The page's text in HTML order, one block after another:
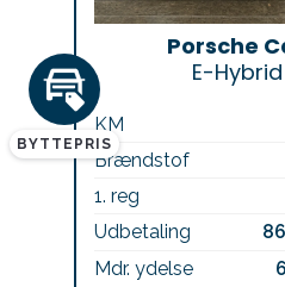
Porsche
E-
KM
Brændstof
1. reg
Udbetaling
Mdr. ydelse
BYTTEPRIS